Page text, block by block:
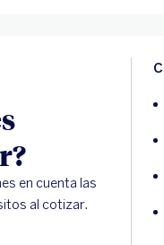
en cuenta las
al cotizar.